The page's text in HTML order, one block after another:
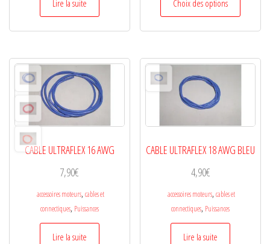
Lire la suite Choix des options
Les
choisies
la
CABLE ULTRAFLEX 16 AWG
7,90€
accessoires moteurs,cables et
connectiques, Puissances
Lire la suite
CABLE ULTRAFLEX 18 AWG BLEU
4,90€
accessoires moteurs,cables et
connectiques, Puissances
Lire la suite